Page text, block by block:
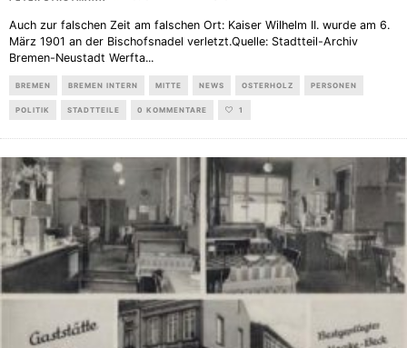
Auch zur falschen Zeit am falschen Ort: Kaiser Wilhelm II. wurde am 6.
März 1901 an der Bischofsnadel verletzt.Quelle: Stadtteil-Archiv
Bremen-Neustadt Werfta...
BREMEN BREMEN INTERN MITTE NEWS OSTERHOLZ PERSONEN
POLITIK STADTTEILE 0 KOMMENTARE 1